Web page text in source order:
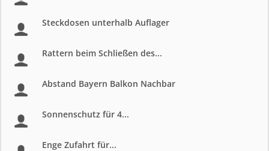
Steckdosen unterhalb Auflager
Rattern beim Schließen des...
Abstand Bayern Balkon Nachbar
Sonnenschutz für 4...
Enge Zufahrt für...